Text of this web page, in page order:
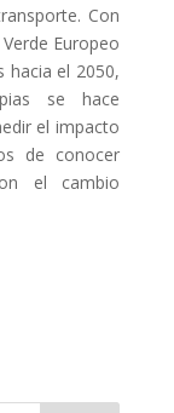
Con
Europeo
hacia el 2050,
se hace
el impacto
de conocer
el cambio